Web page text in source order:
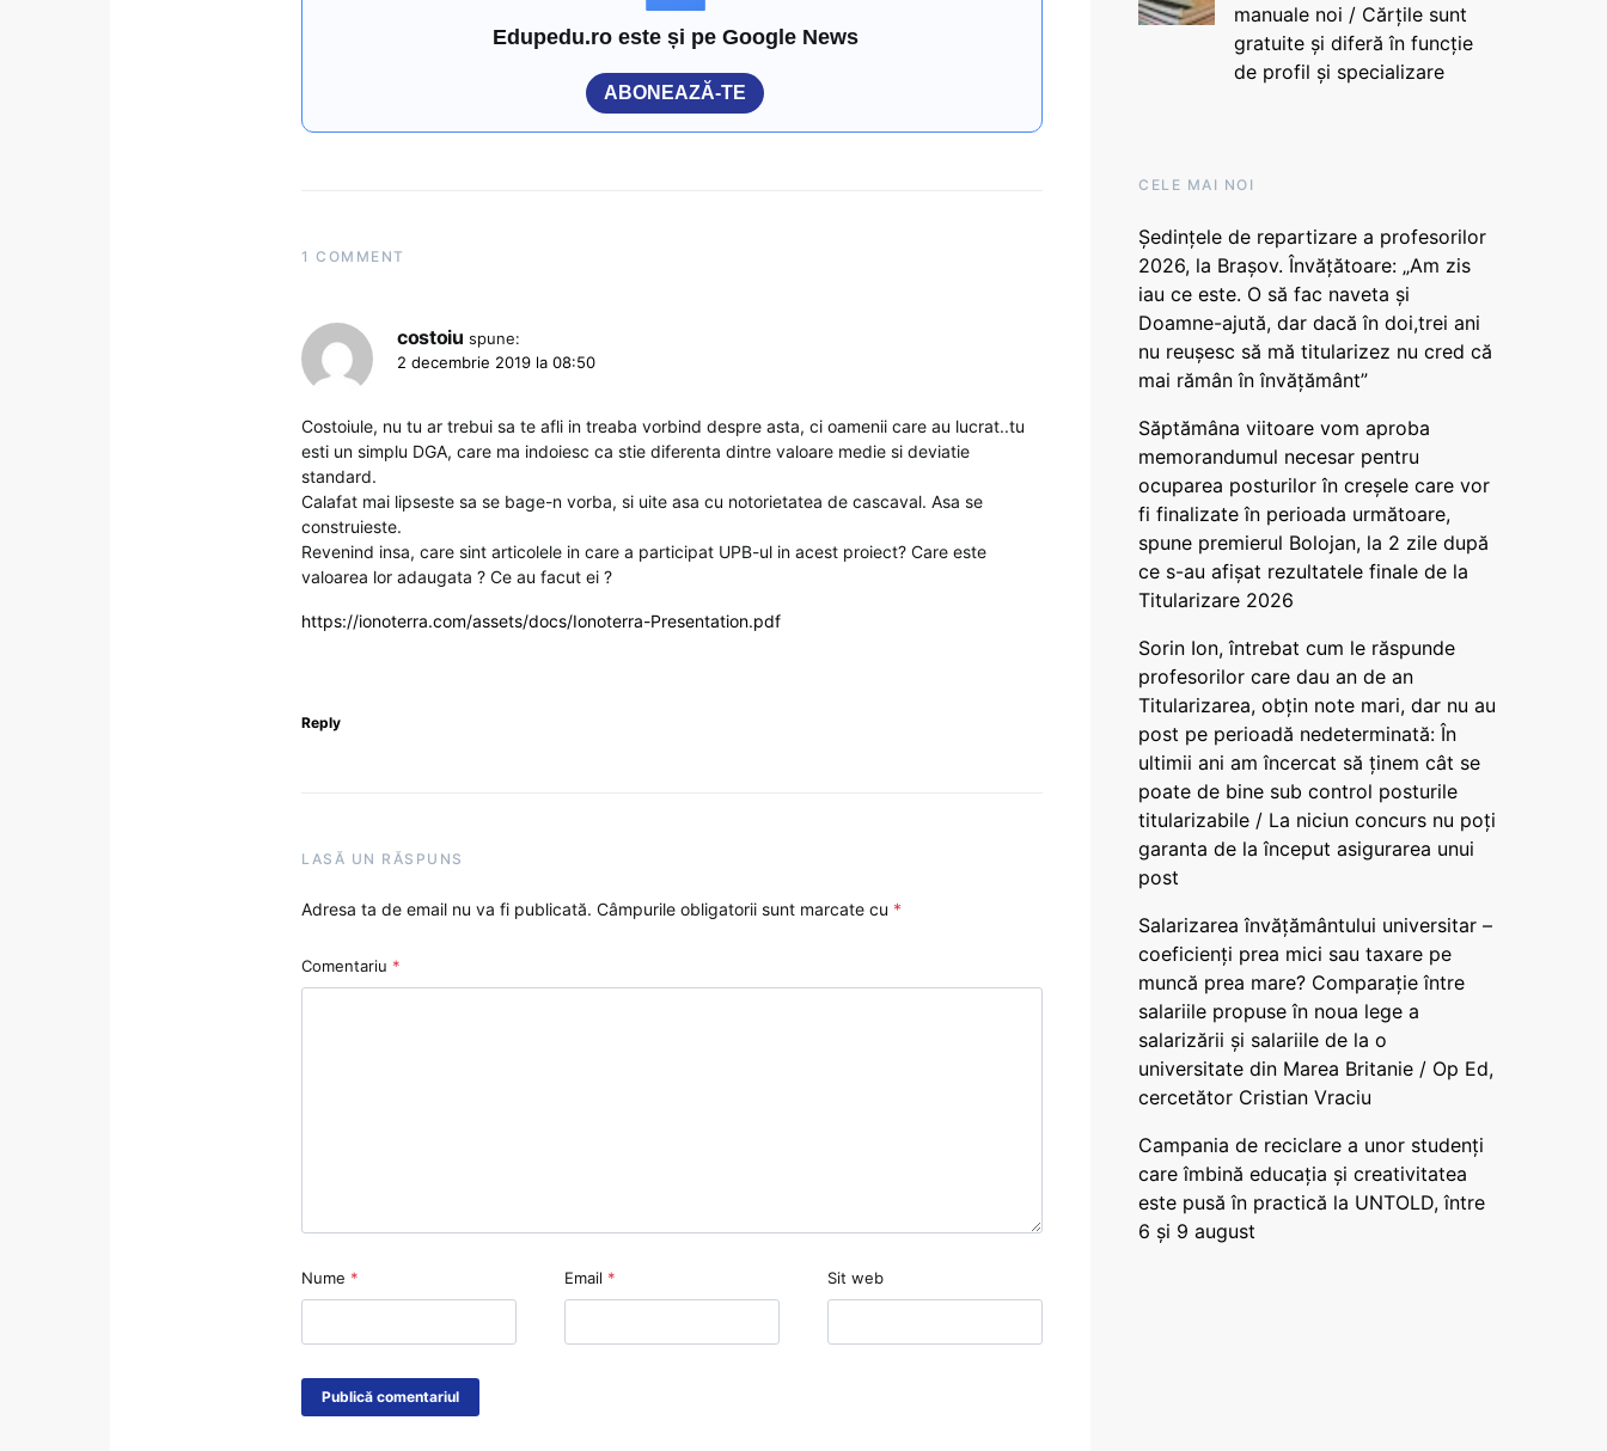
Edupedu.ro este și pe Google News
ABONEAZĂ-TE
1 COMMENT
costoiu spune:
2 decembrie 2019 la 08:50
Costoiule, nu tu ar trebui sa te afli in treaba vorbind despre asta, ci oamenii care au lucrat..tu
esti un simplu DGA, care ma indoiesc ca stie diferenta dintre valoare medie si deviatie
standard.
Calafat mai lipseste sa se bage-n vorba, si uite asa cu notorietatea de cascaval. Asa se
construieste.
Revenind insa, care sint articolele in care a participat UPB-ul in acest proiect? Care este
valoarea lor adaugata ? Ce au facut ei ?
https://ionoterra.com/assets/docs/Ionoterra-Presentation.pdf
Reply
LASĂ UN RĂSPUNS
Adresa ta de email nu va fi publicată. Câmpurile obligatorii sunt marcate cu *
Comentariu *
Nume * Email * Sit web
manuale noi / Cărțile sunt
gratuite și diferă în funcție
de profil și specializare
CELE MAI NOI
Ședințele de repartizare a profesorilor
2026, la Brașov. Învățătoare: „Am zis
iau ce este. O să fac naveta și
Doamne-ajută, dar dacă în doi,trei ani
nu reușesc să mă titularizez nu cred că
mai rămân în învățământ”
Săptămâna viitoare vom aproba
memorandumul necesar pentru
ocuparea posturilor în creșele care vor
fi finalizate în perioada următoare,
spune premierul Bolojan, la 2 zile după
ce s-au afișat rezultatele finale de la
Titularizare 2026
Sorin Ion, întrebat cum le răspunde
profesorilor care dau an de an
Titularizarea, obțin note mari, dar nu au
post pe perioadă nedeterminată: În
ultimii ani am încercat să ținem cât se
poate de bine sub control posturile
titularizabile / La niciun concurs nu poți
garanta de la început asigurarea unui
post
Salarizarea învățământului universitar –
coeficienți prea mici sau taxare pe
muncă prea mare? Comparație între
salariile propuse în noua lege a
salarizării și salariile de la o
universitate din Marea Britanie / Op Ed,
cercetător Cristian Vraciu
Campania de reciclare a unor studenți
care îmbină educația și creativitatea
este pusă în practică la UNTOLD, între
6 și 9 august